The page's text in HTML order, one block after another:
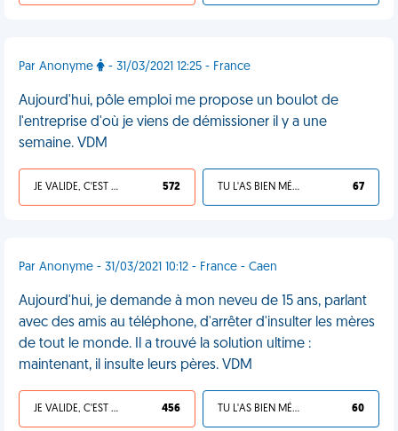
Par Anonyme - 31/03/2021 12:25 - France
Aujourd'hui, pôle emploi me propose un boulot de
l'entreprise d'où je viens de démissioner il y a une
semaine. VDM
JE VALIDE, C'EST UNE VDM 572 TU L'AS BIEN MÉRITÉ 67
Par Anonyme - 31/03/2021 10:12 - France - Caen
Aujourd'hui, je demande à mon neveu de 15 ans, parlant
avec des amis au téléphone, d'arrêter d'insulter les mères
de tout le monde. Il a trouvé la solution ultime :
maintenant, il insulte leurs pères. VDM
JE VALIDE, C'EST UNE VDM 456 TU L'AS BIEN MÉRITÉ 60